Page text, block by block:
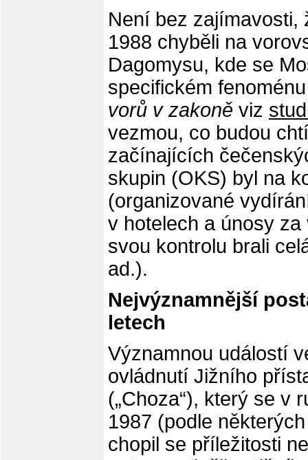
Není bez zajímavosti,
1988 chyběli na
Dagomysu, kde se
specifickém
vorů v zakoně viz
vezmou, co budou
začínajících
skupin (OKS) byl na
(organizované
v hotelech a únosy
svou kontrolu brali
ad.).
Nejvýznamnější
letech
Významnou událostí
ovládnutí Jižního
(„Choza“), který se v
1987 (podle
chopil se příležitosti